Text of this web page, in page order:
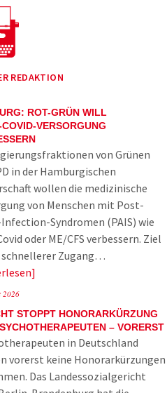
REDAKTION
ROT-GRÜN WILL
VERSORGUNG
von Grünen
in der Hamburgischen
wollen die medizinische
von Menschen mit Post-
Syndromen (PAIS) wie
oder ME/CFS verbessern. Ziel
schnellerer Zugang…
2026
STOPPT HONORARKÜRZUNG
– VORERST
in Deutschland
vorerst keine Honorarkürzungen
Das Landessozialgericht